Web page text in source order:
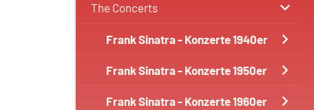
The Concerts
Frank Sinatra - Konzerte 1940er
Frank Sinatra - Konzerte 1950er
Frank Sinatra - Konzerte 1960er